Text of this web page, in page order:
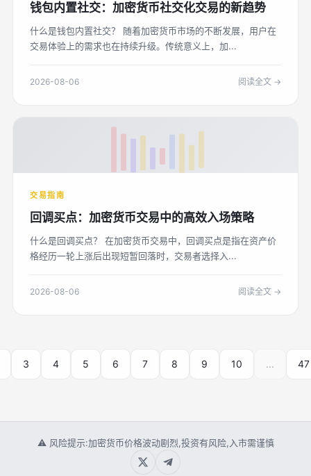
钱包内置社交：加密货币社交化交易的新趋势
什么是钱包内置社交？ 随着加密货币市场的不断发展，用户在
交易体验上的需求也在持续升级。传统意义上，加...
2026-08-06 阅读全文 →
交易指南
回调买点：加密货币交易中的高效入场策略
什么是回调买点？ 在加密货币交易中，回调买点是指在资产价
格经历一轮上涨后出现短暂回落时，交易者选择入...
2026-08-06 阅读全文 →
3 4 5 6 7 8 9 10 ... 47
⚠ 风险提示:加密货币价格波动剧烈,投资有风险,入市需谨慎